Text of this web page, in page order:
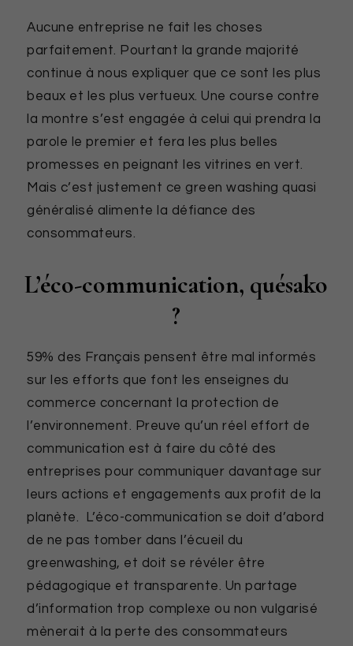
Aucune entreprise ne fait les choses
parfaitement. Pourtant la grande majorité
continue à nous expliquer que ce sont les plus
beaux et les plus vertueux. Une course contre
la montre s’est engagée à celui qui prendra la
parole le premier et fera les plus belles
promesses en peignant les vitrines en vert.
Mais c’est justement ce green washing quasi
généralisé alimente la défiance des
consommateurs.
L’éco-communication, quésako
?
59% des Français pensent être mal informés
sur les efforts que font les enseignes du
commerce concernant la protection de
l’environnement. Preuve qu’un réel effort de
communication est à faire du côté des
entreprises pour communiquer davantage sur
leurs actions et engagements aux profit de la
planète. L’éco-communication se doit d’abord
de ne pas tomber dans l’écueil du
greenwashing, et doit se révéler être
pédagogique et transparente. Un partage
d’information trop complexe ou non vulgarisé
mènerait à la perte des consommateurs